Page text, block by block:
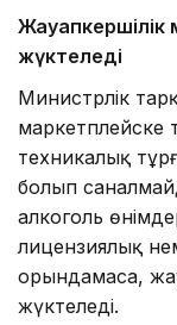
жүктеледі
Министрлік
маркетплейске
техникалық
болып
алкоголь
лицензиялық
орындамаса,
жүктеледі.